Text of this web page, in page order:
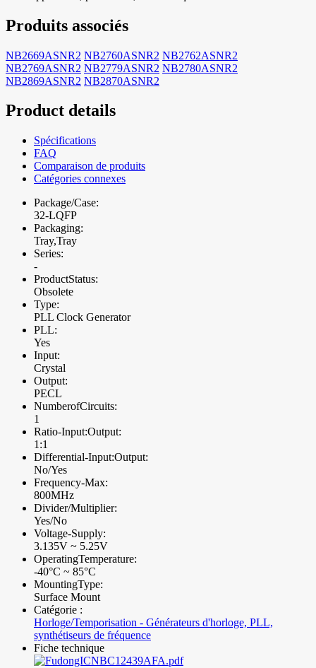
Produits associés
NB2669ASNR2 NB2760ASNR2 NB2762ASNR2
NB2769ASNR2 NB2779ASNR2 NB2780ASNR2
NB2869ASNR2 NB2870ASNR2
Product details
Spécifications
FAQ
Comparaison de produits
Catégories connexes
Package/Case:
32-LQFP
Packaging:
Tray,Tray
Series:
-
ProductStatus:
Obsolete
Type:
PLL Clock Generator
PLL:
Yes
Input:
Crystal
Output:
PECL
NumberofCircuits:
1
Ratio-Input:Output:
1:1
Differential-Input:Output:
No/Yes
Frequency-Max:
800MHz
Divider/Multiplier:
Yes/No
Voltage-Supply:
3.135V ~ 5.25V
OperatingTemperature:
-40°C ~ 85°C
MountingType:
Surface Mount
Catégorie :
Horloge/Temporisation - Générateurs d'horloge, PLL,
synthétiseurs de fréquence
Fiche technique
NBC12439AFA.pdf